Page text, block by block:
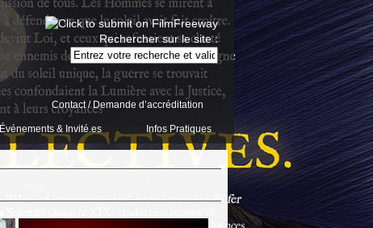
Rechercher sur le site :
Contact / Demande d’accréditation
Événements & Invité.es Infos Pratiques